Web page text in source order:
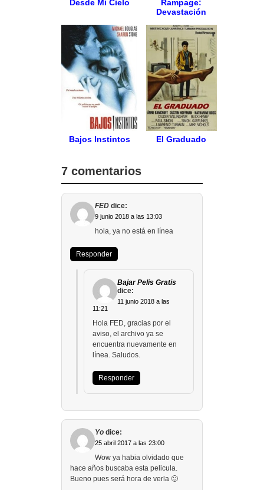
Desde Mi Cielo
Rampage:
Devastación
Bajos Instintos El Graduado
7 comentarios
FED dice:
9 junio 2018 a las 13:03
hola, ya no está en línea
Responder
Bajar Pelis Gratis
dice:
11 junio 2018 a las
11:21
Hola FED, gracias por el
aviso, el archivo ya se
encuentra nuevamente en
línea. Saludos.
Responder
Yo dice:
25 abril 2017 a las 23:00
Wow ya habia olvidado que
hace años buscaba esta pelicula.
Bueno pues será hora de verla 🙂